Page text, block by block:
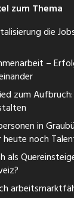
zum Thema
die
–
zum
in
noch
als